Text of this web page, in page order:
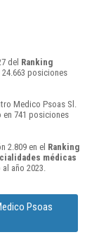
del Ranking
posiciones
Medico Psoas Sl.
en 741 posiciones
2.809 en el Ranking
médicas
año 2023.
Psoas